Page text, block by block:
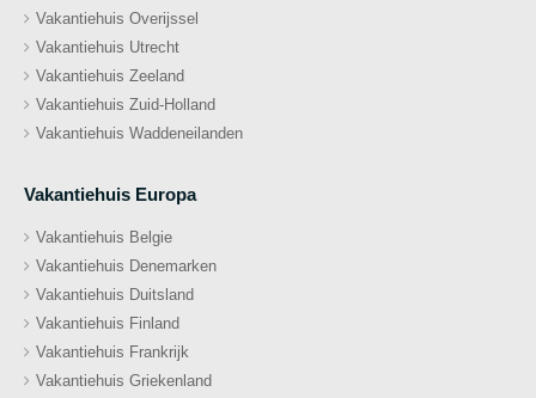
Vakantiehuis Overijssel
Vakantiehuis Utrecht
Vakantiehuis Zeeland
Vakantiehuis Zuid-Holland
Vakantiehuis Waddeneilanden
Vakantiehuis Europa
Vakantiehuis Belgie
Vakantiehuis Denemarken
Vakantiehuis Duitsland
Vakantiehuis Finland
Vakantiehuis Frankrijk
Vakantiehuis Griekenland